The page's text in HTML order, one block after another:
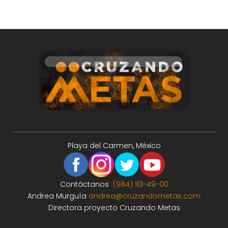
Playa del Carmen, México
Contáctanos (984) 113-49-00
Andrea Murguía andrea@cruzandometas.com
Directora proyecto Cruzando Metas